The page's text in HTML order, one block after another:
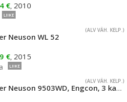
€, 2010
LIIKE
(ALV VÄH. KELP.)
Neuson WL 52
€, 2015
LIIKE
(ALV VÄH. KELP.)
Wacker Neuson 9503WD, Engcon, 3 kauhaa